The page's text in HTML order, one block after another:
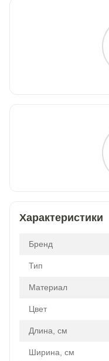
Характеристики
Бренд
Тип
Материал
Цвет
Длина, см
Ширина, см